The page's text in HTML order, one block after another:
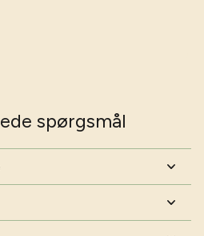
spørgsmål
blive haveekspert!